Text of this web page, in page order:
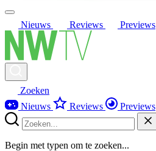
Nieuws Reviews Previews
Zoeken
Nieuws
Reviews Previews
Begin met typen om te zoeken...